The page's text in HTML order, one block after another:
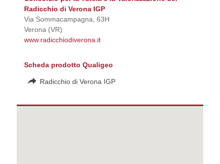
Radicchio di Verona IGP
Via Sommacampagna, 63H
Verona (VR)
www.radicchiodiverona.it
Scheda prodotto Qualigeo
Radicchio di Verona IGP